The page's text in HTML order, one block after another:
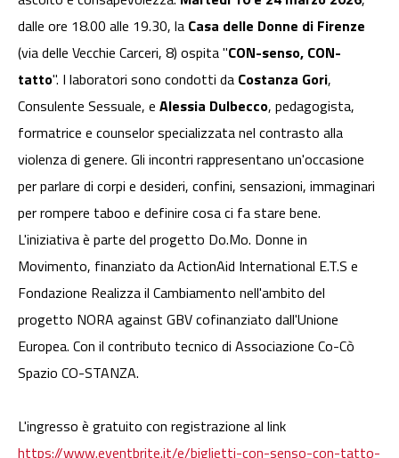
dalle ore 18.00 alle 19.30, la Casa delle Donne di Firenze
(via delle Vecchie Carceri, 8) ospita "CON-senso, CON-
tatto". I laboratori sono condotti da Costanza Gori,
Consulente Sessuale, e Alessia Dulbecco, pedagogista,
formatrice e counselor specializzata nel contrasto alla
violenza di genere. Gli incontri rappresentano un'occasione
per parlare di corpi e desideri, confini, sensazioni, immaginari
per rompere taboo e definire cosa ci fa stare bene.
L'iniziativa è parte del progetto Do.Mo. Donne in
Movimento, finanziato da ActionAid International E.T.S e
Fondazione Realizza il Cambiamento nell'ambito del
progetto NORA against GBV cofinanziato dall'Unione
Europea. Con il contributo tecnico di Associazione Co-Cò
Spazio CO-STANZA.
L'ingresso è gratuito con registrazione al link
https://www.eventbrite.it/e/biglietti-con-senso-con-tatto-